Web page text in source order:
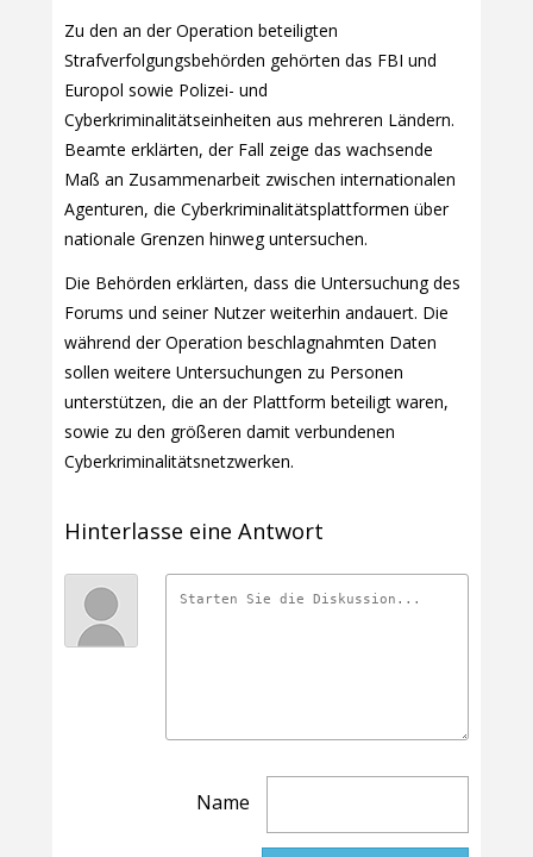
Zu den an der Operation beteiligten
Strafverfolgungsbehörden gehörten das FBI und
Europol sowie Polizei- und
Cyberkriminalitätseinheiten aus mehreren Ländern.
Beamte erklärten, der Fall zeige das wachsende
Maß an Zusammenarbeit zwischen internationalen
Agenturen, die Cyberkriminalitätsplattformen über
nationale Grenzen hinweg untersuchen.
Die Behörden erklärten, dass die Untersuchung des
Forums und seiner Nutzer weiterhin andauert. Die
während der Operation beschlagnahmten Daten
sollen weitere Untersuchungen zu Personen
unterstützen, die an der Plattform beteiligt waren,
sowie zu den größeren damit verbundenen
Cyberkriminalitätsnetzwerken.
Hinterlasse eine Antwort
Name